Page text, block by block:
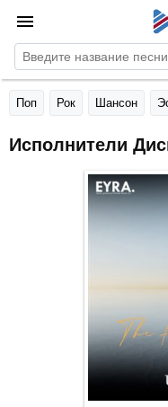
Поп Рок Шансон
Исполнители